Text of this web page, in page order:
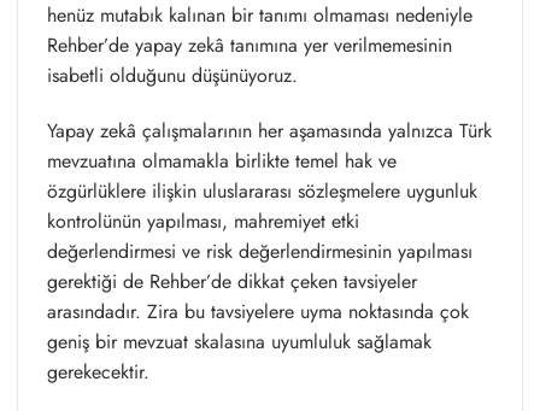
henüz mutabık kalınan bir tanımı olmaması nedeniyle
Rehber’de yapay zekâ tanımına yer verilmemesinin
isabetli olduğunu düşünüyoruz.
Yapay zekâ çalışmalarının her aşamasında yalnızca Türk
mevzuatına olmamakla birlikte temel hak ve
özgürlüklere ilişkin uluslararası sözleşmelere uygunluk
kontrolünün yapılması, mahremiyet etki
değerlendirmesi ve risk değerlendirmesinin yapılması
gerektiği de Rehber’de dikkat çeken tavsiyeler
arasındadır. Zira bu tavsiyelere uyma noktasında çok
geniş bir mevzuat skalasına uyumluluk sağlamak
gerekecektir.